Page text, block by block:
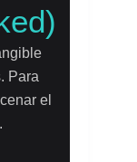
Para
el